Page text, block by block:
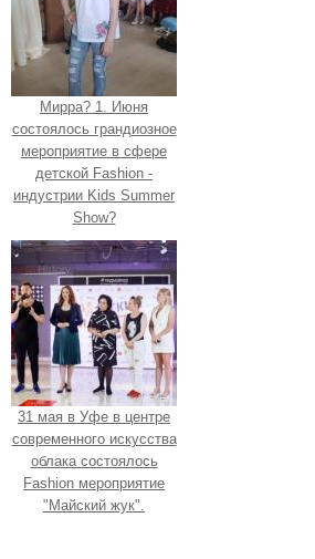
Мирра? 1. Июня
состоялось грандиозное
мероприятие в сфере
детской Fashion -
индустрии Kids Summer
Show?
31 мая в Уфе в центре
современного искусства
облака состоялось
Fashion мероприятие
"Майский жук".